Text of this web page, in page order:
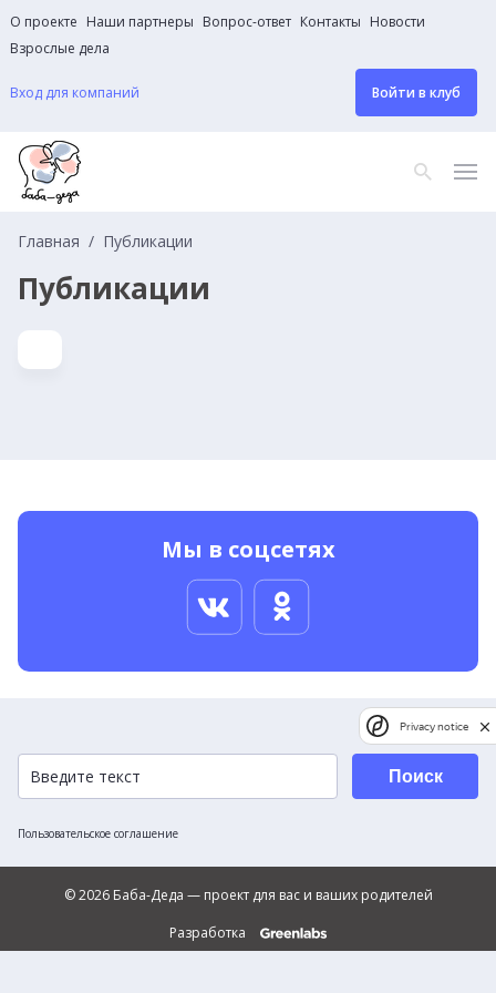
О проекте Наши партнеры Вопрос-ответ Контакты Новости
Взрослые дела
Вход для компаний Войти в клуб
Главная Публикации
Публикации
Мы в соцсетях
Пользовательское соглашение
Поиск
© 2026 Баба-Деда — проект для вас и ваших родителей
Разработка
Privacy notice